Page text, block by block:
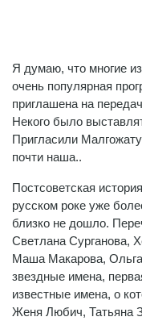
Я думаю, что многие
очень популярная
приглашена на
Некого было
Пригласили
почти наша..
Постсоветская
русском роке уже
близко не дошло.
Светлана Сурганова,
Маша Макарова,
звездные имена,
известные имена, о
Женя Любич, Татьяна